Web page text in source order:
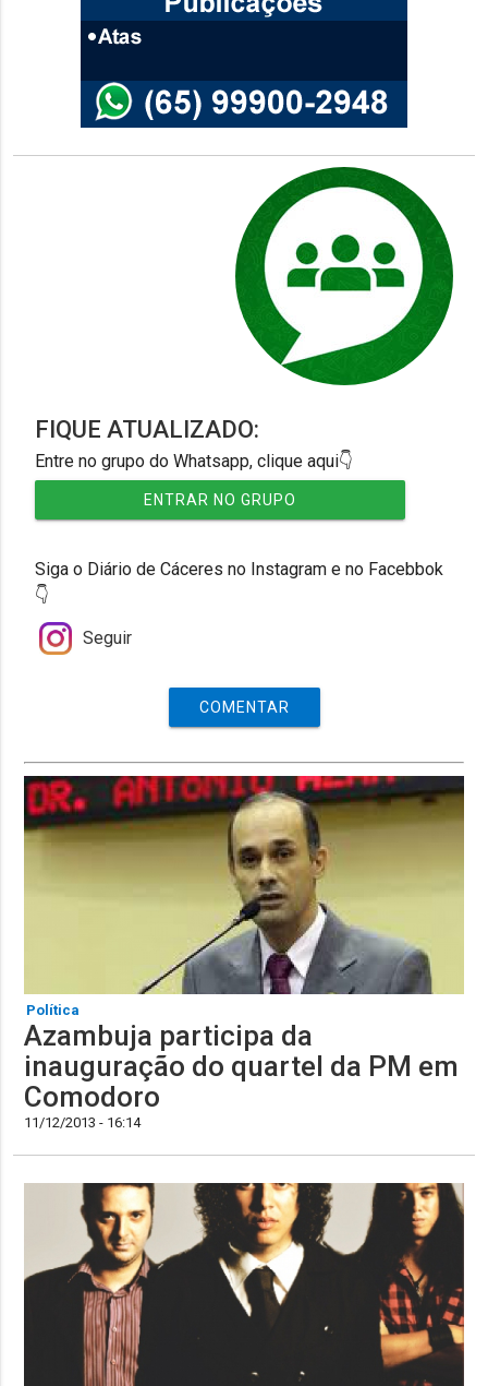
FIQUE ATUALIZADO:
Entre no grupo do Whatsapp, clique aqui👇
ENTRAR NO GRUPO
Siga o Diário de Cáceres no Instagram e no Facebbok
👇
Seguir
COMENTAR
Política
Azambuja participa da
inauguração do quartel da PM em
Comodoro
11/12/2013 - 16:14